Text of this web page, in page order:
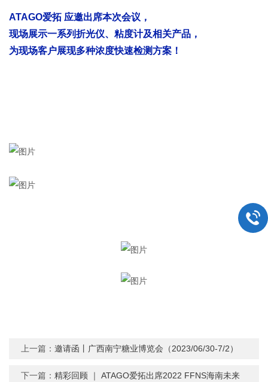
ATAGO爱拓 应邀出席本次会议，
现场展示一系列折光仪、粘度计及相关产品，
为现场客户展现多种浓度快速检测方案！
上一篇：邀请函丨广西南宁糖业博览会（2023/06/30-7/2）
下一篇：精彩回顾 ｜ ATAGO爱拓出席2022 FFNS海南未来